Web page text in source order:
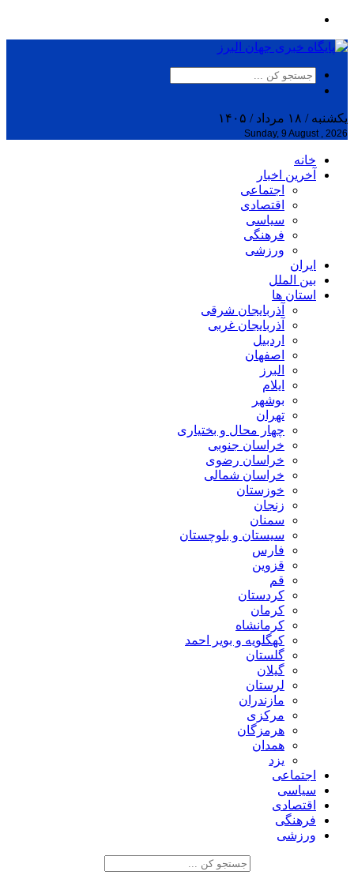
یکشنبه / ۱۸ مرداد / ۱۴۰۵
Sunday, 9 August , 2026
خانه
آخرین اخبار
اجتماعی
اقتصادی
سیاسی
فرهنگی
ورزشی
ایران
بین الملل
استان ها
آذربایجان شرقی
آذربایجان غربی
اردبیل
اصفهان
البرز
ایلام
بوشهر
تهران
چهار محال و بختیاری
خراسان جنوبی
خراسان رضوی
خراسان شمالی
خوزستان
زنجان
سمنان
سیستان و بلوچستان
فارس
قزوین
قم
کردستان
کرمان
کرمانشاه
کهگلویه و بویر احمد
گلستان
گیلان
لرستان
مازندران
مرکزی
هرمزگان
همدان
یزد
اجتماعی
سیاسی
اقتصادی
فرهنگی
ورزشی